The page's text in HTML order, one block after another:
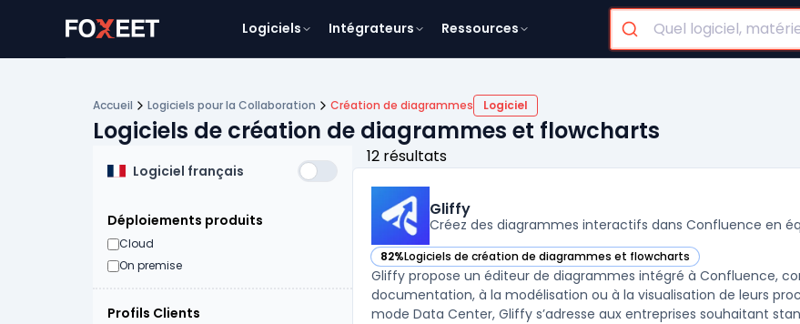
Logiciels Intégrateurs Ressources
Accueil Logiciels pour la Collaboration Création de diagrammes Logiciel
Logiciels de création de diagrammes et flowcharts
Logiciel français
Déploiements produits
Cloud
On premise
Profils Clients
12 résultats
Gliffy
Créez des diagrammes interactifs dans Confluence en
82%Logiciels de création de diagrammes et flowcharts
— voir Gliffy dans cette catégorie
Gliffy propose un éditeur de diagrammes intégré à Confluence,
documentation, à la modélisation ou à la visualisation de leurs
mode Data Center, Gliffy s’adresse aux entreprises souhaitant